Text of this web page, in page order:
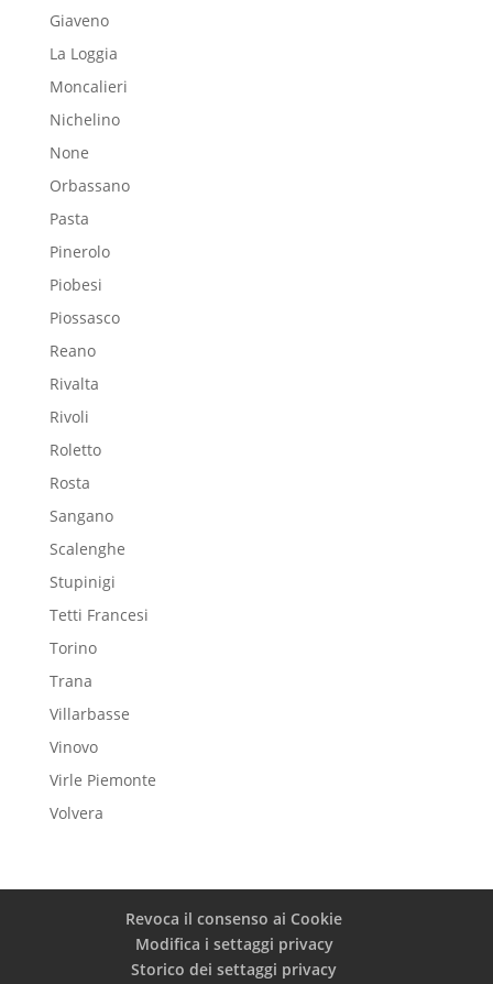
Giaveno
La Loggia
Moncalieri
Nichelino
None
Orbassano
Pasta
Pinerolo
Piobesi
Piossasco
Reano
Rivalta
Rivoli
Roletto
Rosta
Sangano
Scalenghe
Stupinigi
Tetti Francesi
Torino
Trana
Villarbasse
Vinovo
Virle Piemonte
Volvera
Revoca il consenso ai Cookie
Modifica i settaggi privacy
Storico dei settaggi privacy